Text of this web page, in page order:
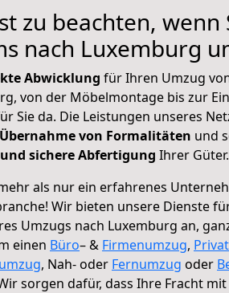
zu beachten, wenn
nach Luxemburg
Abwicklung für Ihren Umzug
von der Möbelmontage bis zur
Sie da. Die Leistungen unseres
von Formalitäten und
sichere Abfertigung Ihrer Güter.
als nur ein erfahrenes
Wir bieten unsere Dienste
Umzugs nach Luxemburg an,
einen Büro– & Firmenumzug,
, Nah- oder Fernumzug oder
sorgen dafür, dass Ihre Fracht